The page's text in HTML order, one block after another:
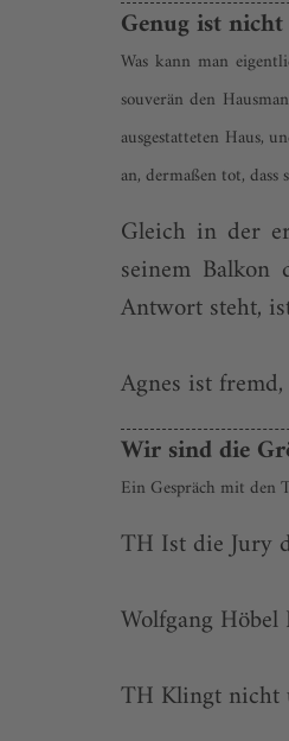
Genug ist
Was kann man
souverän den
ausgestatteten Haus,
an, dermaßen tot,
Gleich in der
seinem
Antwort steht,
Agnes ist
Wir sind die
Ein Gespräch mit den
TH Ist die Jury
Wolfgang
TH Klingt nicht